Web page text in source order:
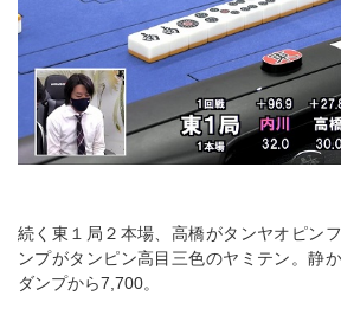
続く東１局２本場、高橋がタンヤオピン
ンプがタンピン高目三色のヤミテン。静
ダンプから7,700。